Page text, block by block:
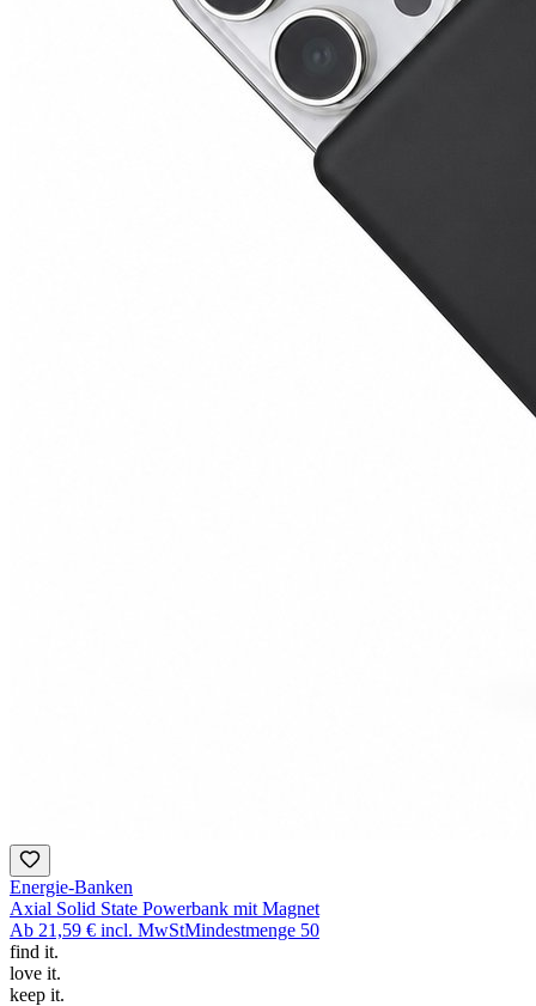
Energie-Banken
Axial Solid State Powerbank mit Magnet
Ab 21,59 € incl. MwStMindestmenge 50
find it.
love it.
keep it.